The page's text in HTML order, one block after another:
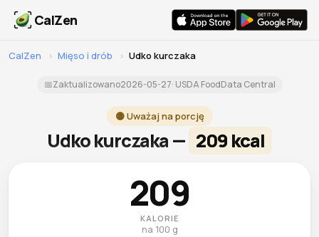
CalZen
CalZen › Mięso i drób › Udko kurczaka
📅Zaktualizowano2026-05-27· USDA FoodData Central
🟡 Uważaj na porcję
Udko kurczaka — 209 kcal
209
KALORIE
na 100 g